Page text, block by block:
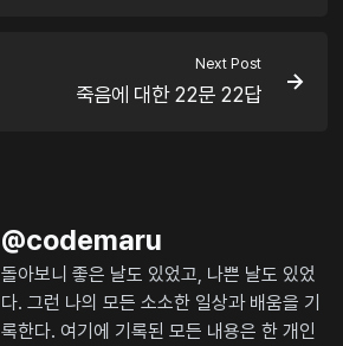
Next Post
죽음에 대한 22문 22답
@codemaru
돌아보니 좋은 날도 있었고, 나쁜 날도 있었
다. 그런 나의 모든 소소한 일상과 배움을 기
록한다. 여기에 기록된 모든 내용은 한 개인